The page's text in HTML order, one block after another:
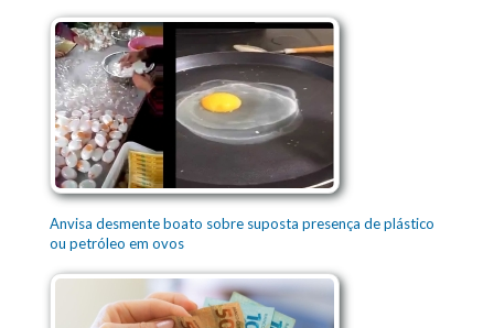
Anvisa desmente boato sobre suposta presença de plástico
ou petróleo em ovos